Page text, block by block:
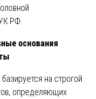
РФ.
основания
на строгой
определяющих